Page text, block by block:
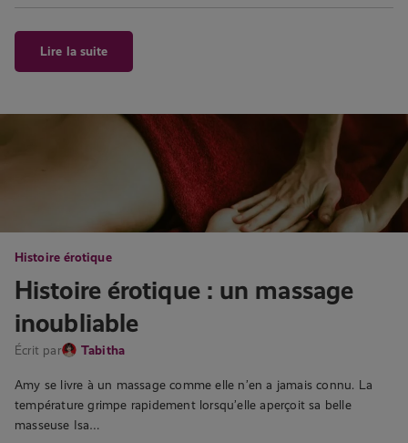
Lire la suite
Histoire érotique
Histoire érotique : un massage
inoubliable
Écrit par Tabitha
Amy se livre à un massage comme elle n’en a jamais connu. La
température grimpe rapidement lorsqu’elle aperçoit sa belle
masseuse Isa…